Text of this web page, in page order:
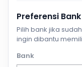
Preferensi Bank
Pilih bank jika
ingin dibantu
Bank